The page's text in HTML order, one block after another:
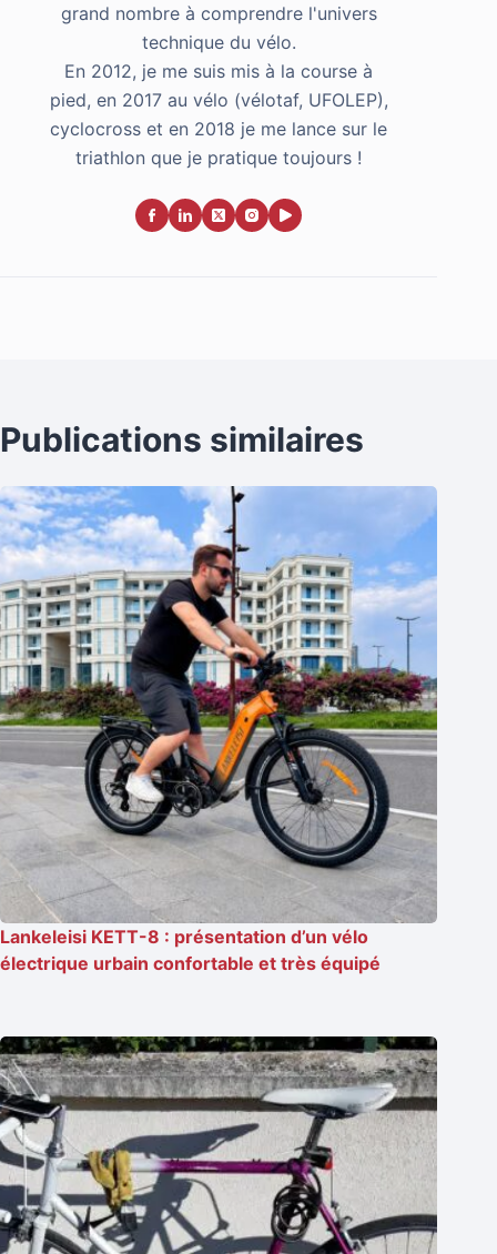
grand nombre à comprendre l'univers
technique du vélo.
En 2012, je me suis mis à la course à
pied, en 2017 au vélo (vélotaf, UFOLEP),
cyclocross et en 2018 je me lance sur le
triathlon que je pratique toujours !
Publications similaires
Lankeleisi KETT-8 : présentation d’un vélo
électrique urbain confortable et très équipé